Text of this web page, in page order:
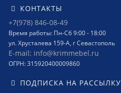
КОНТАКТЫ
+7(978) 846-08-49
Время работы: Пн-Сб 9:00 - 18:00
ул. Хрусталева 159-А, г Севастополь
E-mail: info@krimmebel.ru
ОГРН: 315920400009860
ПОДПИСКА НА РАССЫЛКУ